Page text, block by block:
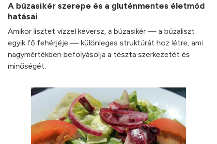
A búzasikér szerepe és a gluténmentes életmód
hatásai
Amikor lisztet vízzel keversz, a búzasikér — a búzaliszt
egyik fő fehérjéje — különleges struktúrát hoz létre, ami
nagymértékben befolyásolja a tészta szerkezetét és
minőségét.